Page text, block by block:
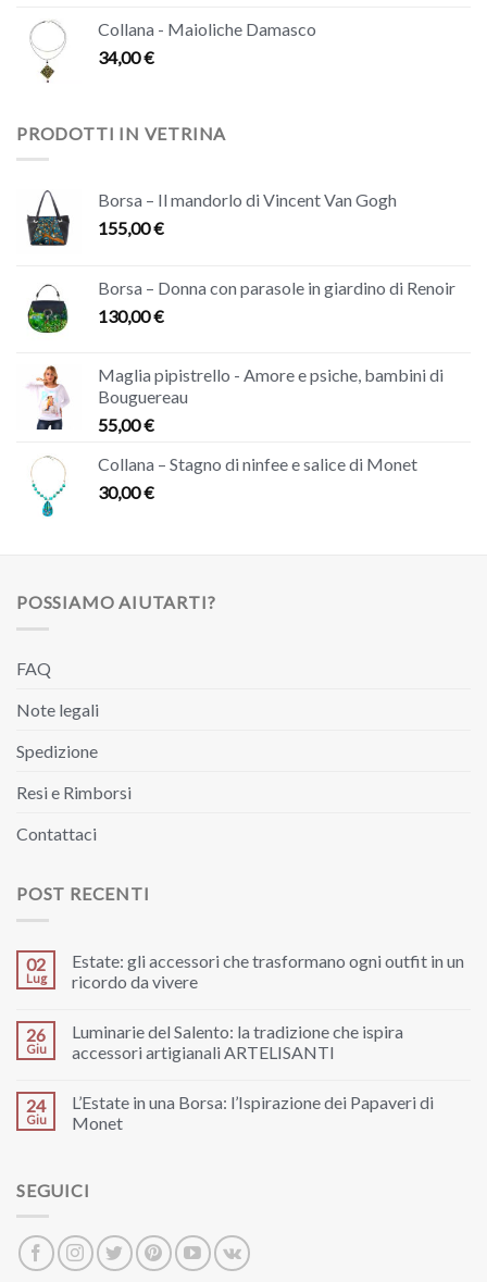
Collana - Maioliche Damasco
34,00€
PRODOTTI IN VETRINA
Borsa – Il mandorlo di Vincent Van Gogh
155,00€
Borsa – Donna con parasole in giardino di Renoir
130,00€
Maglia pipistrello - Amore e psiche, bambini di
Bouguereau
55,00€
Collana – Stagno di ninfee e salice di Monet
30,00€
POSSIAMO AIUTARTI?
FAQ
Note legali
Spedizione
Resi e Rimborsi
Contattaci
POST RECENTI
02
Lug
Estate: gli accessori che trasformano ogni outfit in un
ricordo da vivere
26
Giu
Luminarie del Salento: la tradizione che ispira
accessori artigianali ARTELISANTI
24
Giu
L’Estate in una Borsa: l’Ispirazione dei Papaveri di
Monet
SEGUICI